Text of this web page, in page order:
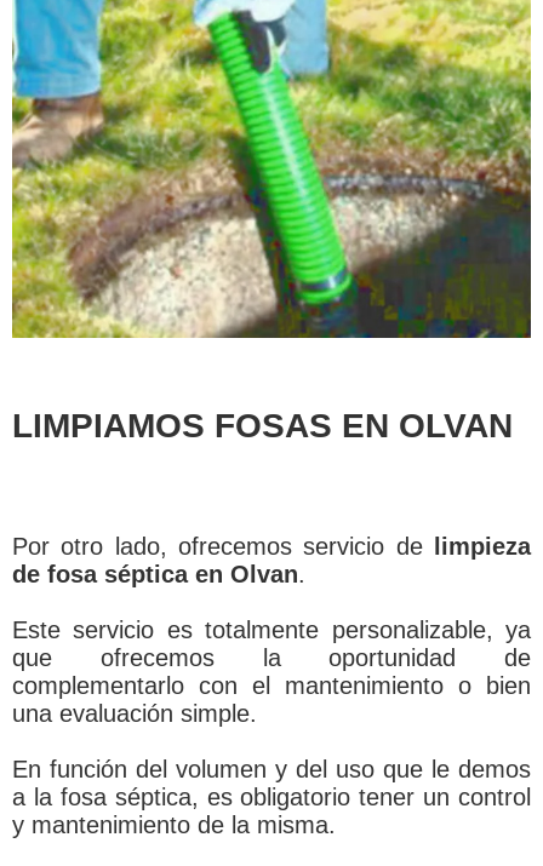
LIMPIAMOS FOSAS EN OLVAN
Por otro lado, ofrecemos servicio de
limpieza
de fosa séptica en Olvan.
Este servicio es totalmente personalizable, ya
que ofrecemos la oportunidad de
complementarlo con el mantenimiento o bien
una evaluación simple.
En función del volumen y del uso que le demos
a la fosa séptica, es obligatorio tener un control
y mantenimiento de la misma.